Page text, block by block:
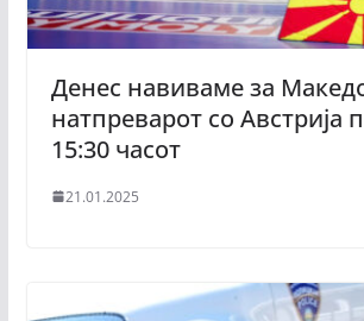
Денес навиваме за
натпреварот со Австрија
15:30 часот
21.01.2025